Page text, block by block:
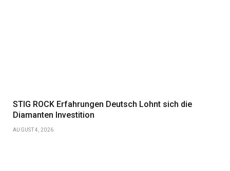
STIG ROCK Erfahrungen Deutsch Lohnt sich die
Diamanten Investition
AUGUST 4, 2026